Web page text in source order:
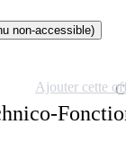
non-accessible)
Ajouter cette